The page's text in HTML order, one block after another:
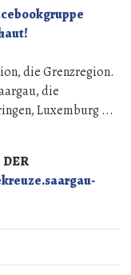
die Grenzregion.
die
Luxemburg ...